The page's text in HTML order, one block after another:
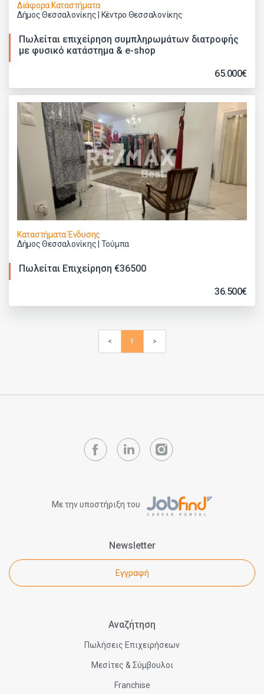
Διάφορα Καταστήματα
Δήμος Θεσσαλονίκης | Κέντρο Θεσσαλονίκης
Πωλείται επιχείρηση συμπληρωμάτων διατροφής
με φυσικό κατάστημα & e-shop
65.000€
Καταστήματα Ένδυσης
Δήμος Θεσσαλονίκης | Τούμπα
Πωλείται Επιχείρηση €36500
36.500€
< 1 >
Με την υποστήριξη του
Newsletter
Εγγραφή
Αναζήτηση
Πωλήσεις Επιχειρήσεων
Μεσίτες & Σύμβουλοι
Franchise